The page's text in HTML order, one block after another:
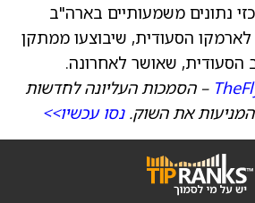
נתונים משמעותיים בארה"ב
לארמקו הסעודית, שיבוצעו ממתקן
שאושר לאחרונה.
– הסמכות העליונה לחדשות
המניעות את השוק.נסו עכשיו>>